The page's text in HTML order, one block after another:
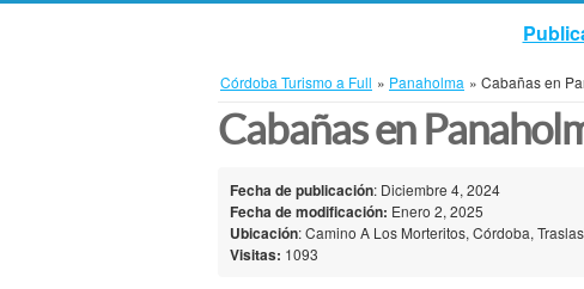
Córdoba Turismo a Full » Panaholma » Cabañas en
Cabañas en
Fecha de publicación: Diciembre 4, 2024
Fecha de modificación: Enero 2, 2025
Ubicación: Camino A Los Morteritos, Córdoba,
Visitas: 1093